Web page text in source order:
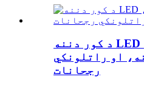
د کور دننه LED نندارې: ګټې،
او راتلونکي
رجحانات